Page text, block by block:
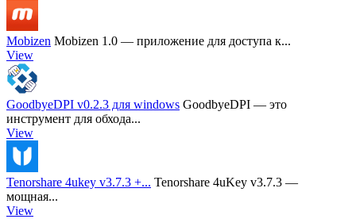
Mobizen Mobizen 1.0 — приложение для доступа к...
View
GoodbyeDPI v0.2.3 для windows GoodbyeDPI — это
инструмент для обхода...
View
Tenorshare 4ukey v3.7.3 +... Tenorshare 4uKey v3.7.3 —
мощная...
View